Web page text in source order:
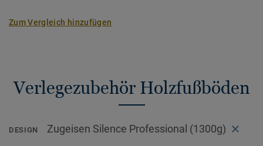
Zum Vergleich hinzufügen
Verlegezubehör Holzfußböden
DESIGN Zugeisen Silence Professional (1300g)